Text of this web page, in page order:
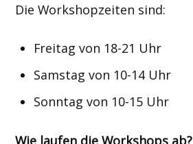
Die Workshopzeiten sind:
Freitag von 18-21 Uhr
Samstag von 10-14 Uhr
Sonntag von 10-15 Uhr
Wie laufen die Workshops ab?